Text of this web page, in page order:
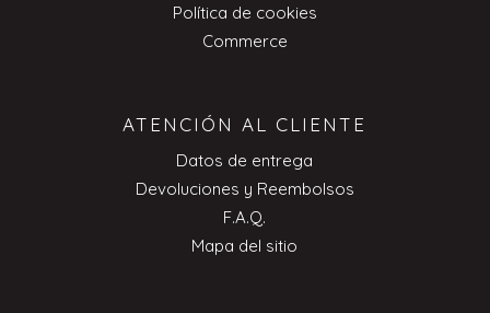
Política de cookies
Commerce
ATENCIÓN AL CLIENTE
Datos de entrega
Devoluciones y Reembolsos
F.A.Q.
Mapa del sitio